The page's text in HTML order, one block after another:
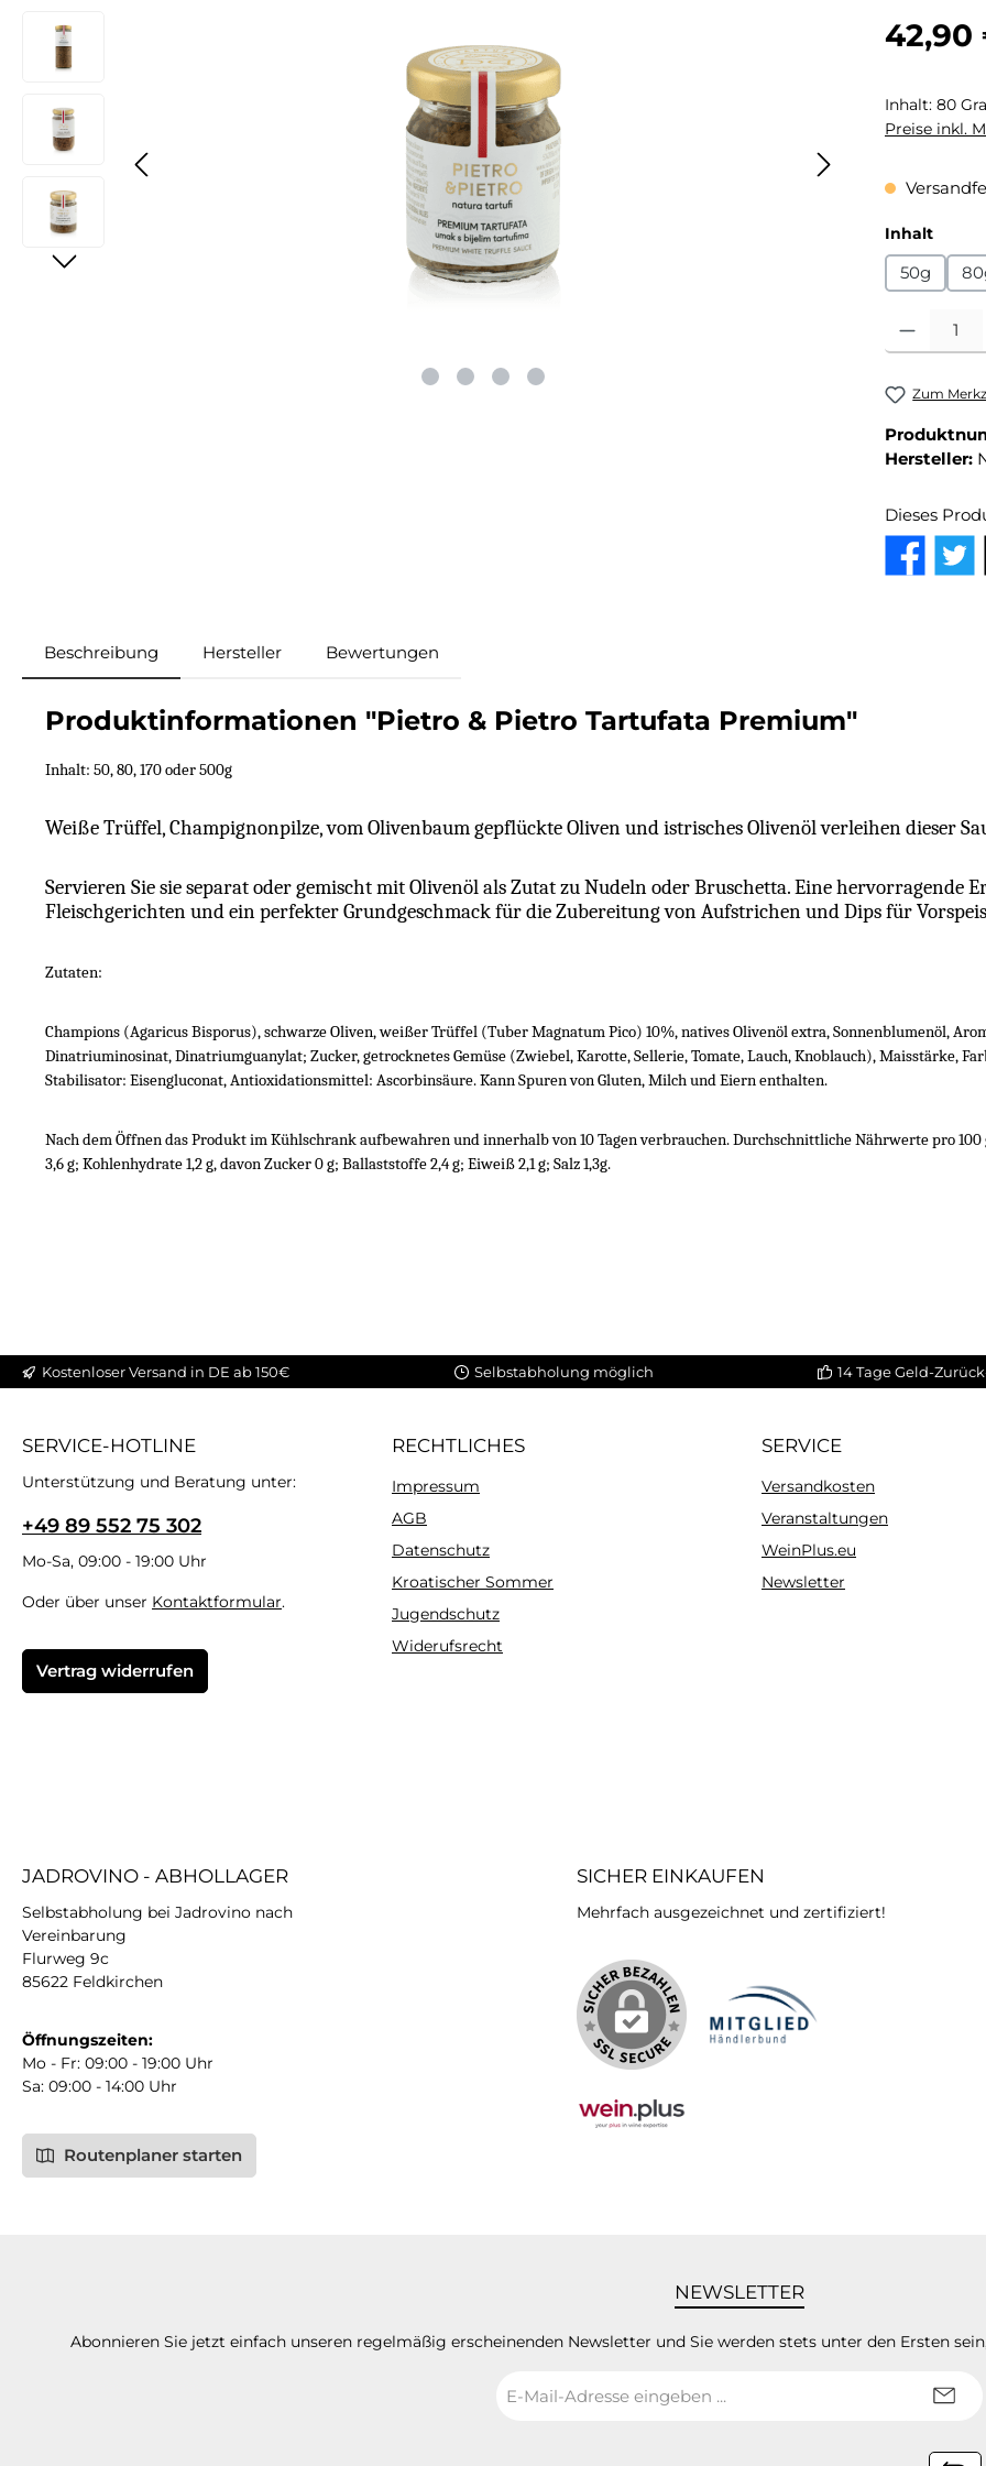
Regulärer
42,90
Inhalt: 80
Preise inkl.
Inhalt
50g
Produkt
Zum
Hersteller:
Dieses
Beschreibung Hersteller Bewertungen
Produktinformationen "Pietro & Pietro Tartufata Premium"
Inhalt: 50, 80, 170 oder 500g
Weiße Trüffel, Champignonpilze, vom Olivenbaum gepflückte Oliven und istrisches Olivenöl verleihen dieser
Servieren Sie sie separat oder gemischt mit Olivenöl als Zutat zu Nudeln oder Bruschetta. Eine hervorragende
Fleischgerichten und ein perfekter Grundgeschmack für die Zubereitung von Aufstrichen und Dips für
Zutaten:
Champions (Agaricus Bisporus), schwarze Oliven, weißer Trüffel (Tuber Magnatum Pico) 10%, natives Olivenöl extra, Sonnenblumenöl,
Dinatriuminosinat, Dinatriumguanylat; Zucker, getrocknetes Gemüse (Zwiebel, Karotte, Sellerie, Tomate, Lauch, Knoblauch), Maisstärke,
Stabilisator: Eisengluconat, Antioxidationsmittel: Ascorbinsäure. Kann Spuren von Gluten, Milch und Eiern enthalten.
Nach dem Öffnen das Produkt im Kühlschrank aufbewahren und innerhalb von 10 Tagen verbrauchen. Durchschnittliche Nährwerte pro 100
3,6 g; Kohlenhydrate 1,2 g, davon Zucker 0 g; Ballaststoffe 2,4 g; Eiweiß 2,1 g; Salz 1,3g.
Kostenloser Versand in DE ab 150€ Selbstabholung möglich 14 Tage Geld-
SERVICE-HOTLINE
Unterstützung und Beratung unter:
+49 89 552 75 302
Mo-Sa, 09:00 - 19:00 Uhr
Oder über unser Kontaktformular.
Vertrag widerrufen
RECHTLICHES
Impressum
AGB
Datenschutz
Kroatischer Sommer
Jugendschutz
Widerufsrecht
SERVICE
Versandkosten
Veranstaltungen
WeinPlus.eu
Newsletter
JADROVINO - ABHOLLAGER
Selbstabholung bei Jadrovino nach
Vereinbarung
Flurweg 9c
85622 Feldkirchen
Öffnungszeiten:
Mo - Fr: 09:00 - 19:00 Uhr
Sa: 09:00 - 14:00 Uhr
Routenplaner starten
SICHER EINKAUFEN
Mehrfach ausgezeichnet und zertifiziert!
NEWSLETTER
Abonnieren Sie jetzt einfach unseren regelmäßig erscheinenden Newsletter und Sie werden stets unter den Ersten
Mail-